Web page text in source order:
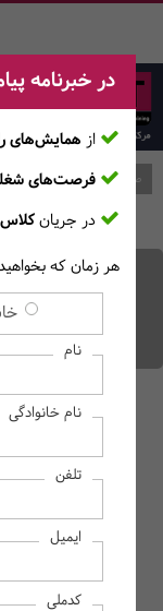
صفحه اصلی وبلاگ
در خبرنامه
از همایش‌های
فرصت‌های
در جریان
هر زمان که
نام
نام خانوادگی
تلفن
ایمیل
کدملی